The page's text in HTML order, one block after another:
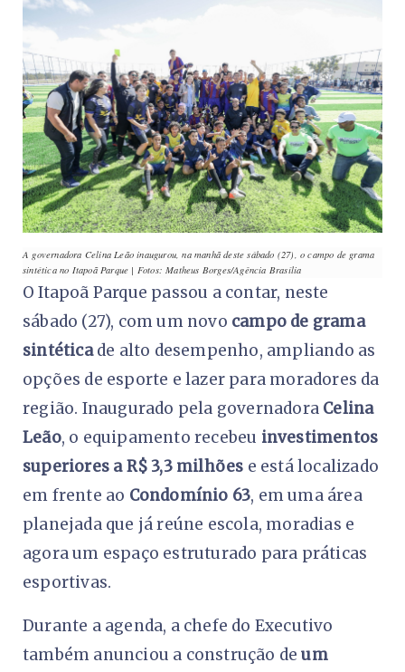
A governadora Celina Leão inaugurou, na manhã deste sábado (27), o campo de grama
sintética no Itapoã Parque | Fotos: Matheus Borges/Agência Brasília
O Itapoã Parque passou a contar, neste
sábado (27), com um novo campo de grama
sintéticade alto desempenho, ampliando as
opções de esporte e lazer para moradores da
região. Inaugurado pela governadora Celina
Leão, o equipamento recebeu investimentos
superiores a R$ 3,3 milhões e está localizado
em frente ao Condomínio 63, em uma área
planejada que já reúne escola, moradias e
agora um espaço estruturado para práticas
esportivas.
Durante a agenda, a chefe do Executivo
também anunciou a construção deum